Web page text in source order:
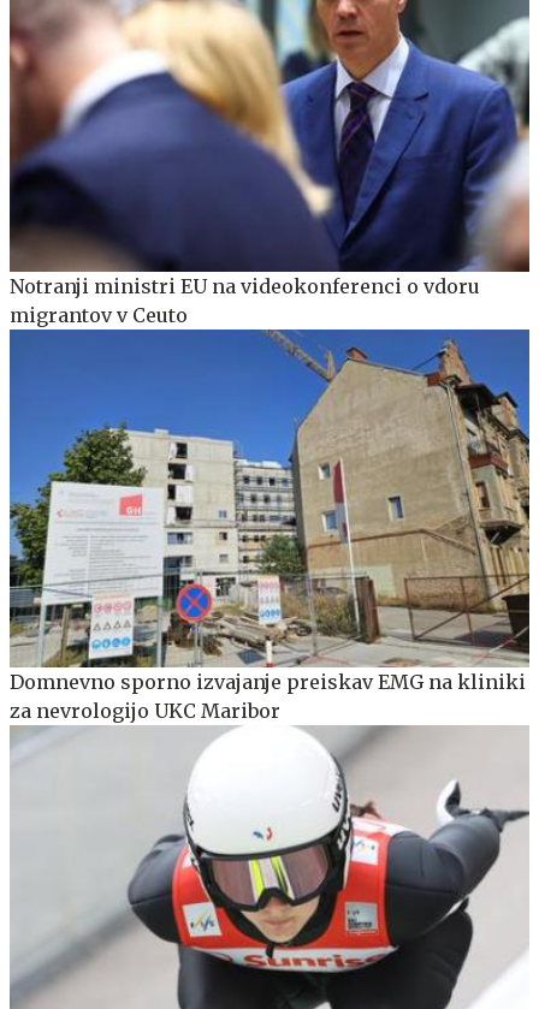
Notranji ministri EU na videokonferenci o vdoru
migrantov v Ceuto
Domnevno sporno izvajanje preiskav EMG na kliniki
za nevrologijo UKC Maribor